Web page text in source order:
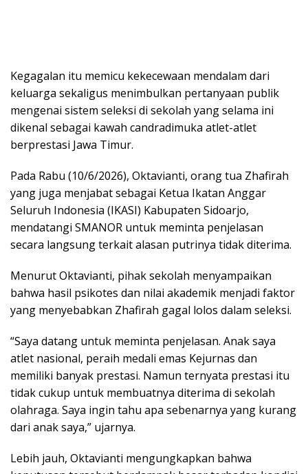
Kegagalan itu memicu kekecewaan mendalam dari
keluarga sekaligus menimbulkan pertanyaan publik
mengenai sistem seleksi di sekolah yang selama ini
dikenal sebagai kawah candradimuka atlet-atlet
berprestasi Jawa Timur.
Pada Rabu (10/6/2026), Oktavianti, orang tua Zhafirah
yang juga menjabat sebagai Ketua Ikatan Anggar
Seluruh Indonesia (IKASI) Kabupaten Sidoarjo,
mendatangi SMANOR untuk meminta penjelasan
secara langsung terkait alasan putrinya tidak diterima.
Menurut Oktavianti, pihak sekolah menyampaikan
bahwa hasil psikotes dan nilai akademik menjadi faktor
yang menyebabkan Zhafirah gagal lolos dalam seleksi.
“Saya datang untuk meminta penjelasan. Anak saya
atlet nasional, peraih medali emas Kejurnas dan
memiliki banyak prestasi. Namun ternyata prestasi itu
tidak cukup untuk membuatnya diterima di sekolah
olahraga. Saya ingin tahu apa sebenarnya yang kurang
dari anak saya,” ujarnya.
Lebih jauh, Oktavianti mengungkapkan bahwa